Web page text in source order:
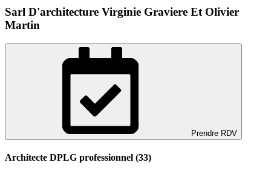
Sarl D'architecture Virginie Graviere Et Olivier
Martin
Prendre RDV
Architecte DPLG professionnel (33)